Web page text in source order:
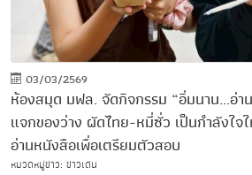
03/03/2569
ห้องสมุด มฟล. จัดกิจกรรม “อิ่มนาน...อ่า
แจกของว่าง ผัดไทย-หมี่ซั่ว เป็นกำลังใจ
อ่านหนังสือเพื่อเตรียมตัวสอบ
หมวดหมู่ข่าว: ข่าวเด่น